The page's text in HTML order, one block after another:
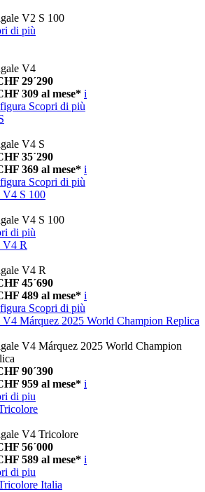
V2 S 100
di più
V4
29´290
309 al mese* i
Scopri di più
V4 S
35´290
369 al mese* i
Scopri di più
V4 S 100
V4 S 100
di più
V4 R
V4 R
45´690
489 al mese* i
Scopri di più
V4 Márquez 2025 World Champion Replica
V4 Márquez 2025 World Champion
90´390
959 al mese* i
di piu
V4 Tricolore
56´000
589 al mese* i
di piu
Italia